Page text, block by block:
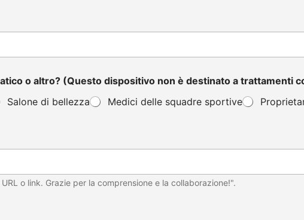
o altro? (Questo dispositivo non è destinato a trattamenti
Salone di bellezza Medici delle squadre sportive
o link. Grazie per la comprensione e la collaborazione!".